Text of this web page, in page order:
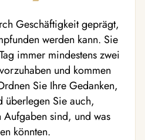
Geschäftigkeit geprägt,
werden kann. Sie
immer mindestens zwei
und kommen
Sie Ihre Gedanken,
überlegen Sie auch,
sind, und was
könnten.